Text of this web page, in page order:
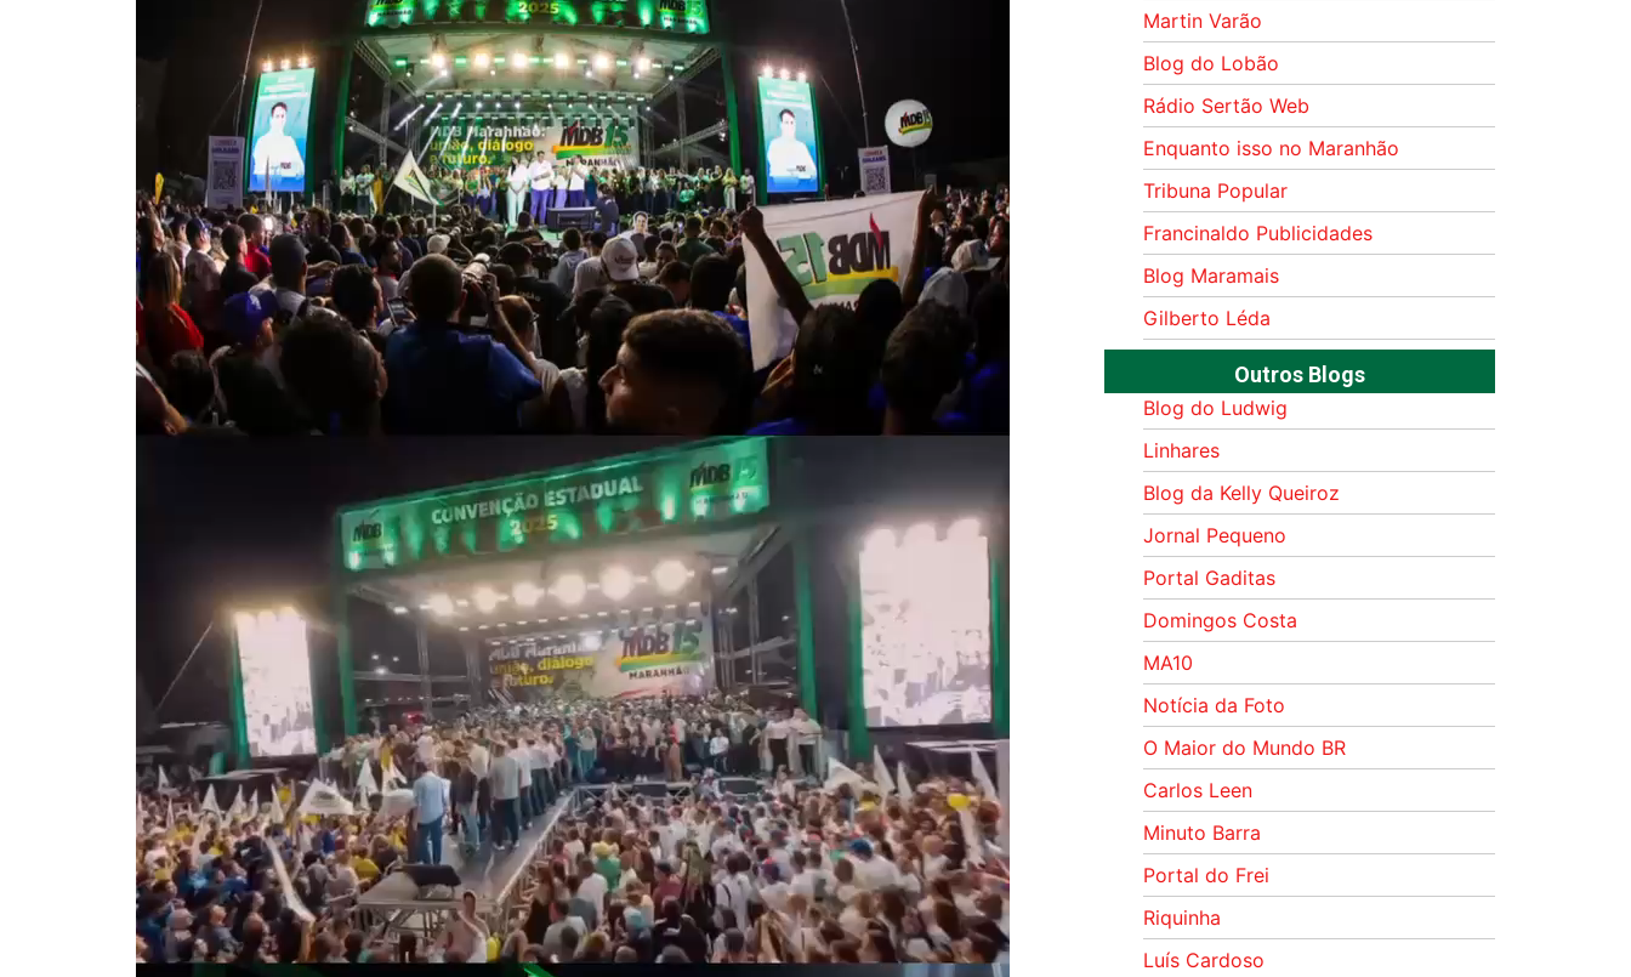
Martin Varão
Blog do Lobão
Rádio Sertão Web
Enquanto isso no Maranhão
Tribuna Popular
Francinaldo Publicidades
Blog Maramais
Gilberto Léda
Outros Blogs
Blog do Ludwig
Linhares
Blog da Kelly Queiroz
Jornal Pequeno
Portal Gaditas
Domingos Costa
MA10
Notícia da Foto
O Maior do Mundo BR
Carlos Leen
Minuto Barra
Portal do Frei
Riquinha
Luís Cardoso